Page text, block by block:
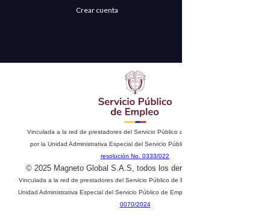
Crear cuenta
Vinculada a la red de prestadores del Servicio Público de Empleo. Autorizado
por la Unidad Administrativa Especial del Servicio Público de Empleo según
resolución No. 0333/022
© 2025 Magneto Global S.A.S, todos los derechos reservados
Vinculada a la red de prestadores del Servicio Público de Empleo. Autorizado por la
Unidad Administrativa Especial del Servicio Público de Empleo según
0070/2024